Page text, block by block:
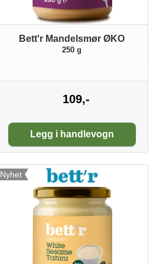
Bett'r Mandelsmør ØKO
250 g
109,-
Legg i handlevogn
Nyhet